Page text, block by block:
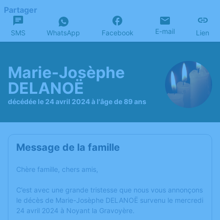
Partager
SMS WhatsApp Facebook E-mail Lien
Marie-Josèphe
DELANOË
décédée le 24 avril 2024 à l'âge de 89 ans
Message de la famille
Chère famille, chers amis,
C’est avec une grande tristesse que nous vous annonçons
le décès de Marie-Josèphe DELANOË survenu le mercredi
24 avril 2024 à Noyant la Gravoyère.